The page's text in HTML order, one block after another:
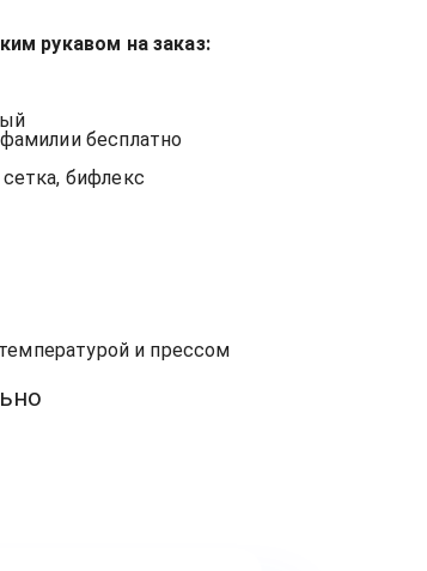
рукавом на заказ:
бесплатно
бифлекс
и прессом